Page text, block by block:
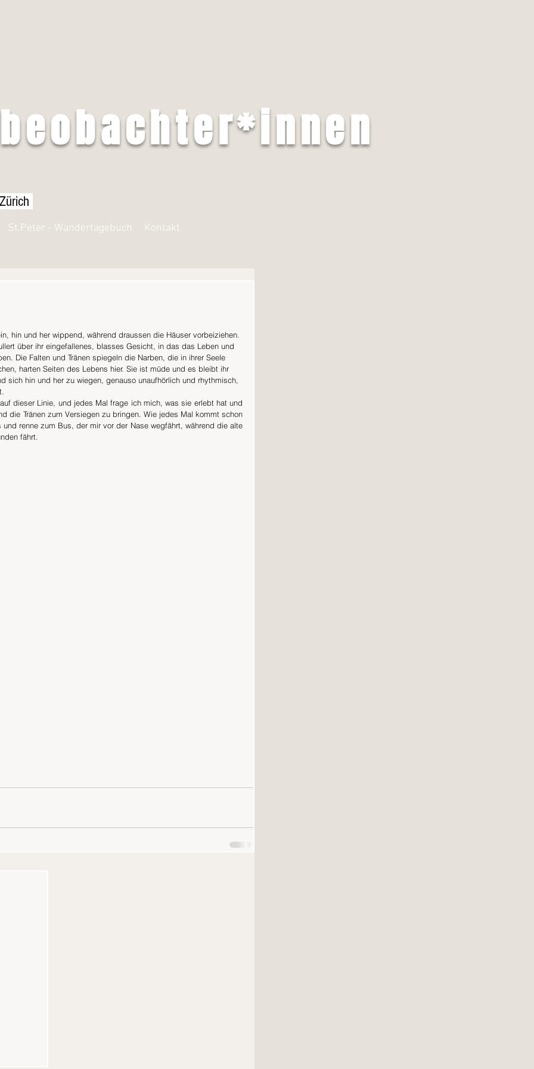
St.Peter - Wandertagebuch Kontakt
hin und her wippend, während draussen die Häuser vorbeiziehen.
über ihr eingefallenes, blasses Gesicht, in das das Leben und
Die Falten und Tränen spiegeln die Narben, die in ihrer Seele
harten Seiten des Lebens hier. Sie ist müde und es bleibt ihr
sich hin und her zu wiegen, genauso unaufhörlich und rhythmisch,
dieser Linie, und jedes Mal frage ich mich, was sie erlebt hat und
die Tränen zum Versiegen zu bringen. Wie jedes Mal kommt schon
renne zum Bus, der mir vor der Nase wegfährt, während die alte
fährt.